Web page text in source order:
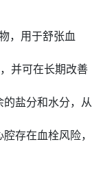
，用于舒张血
并可在长期改善
盐分和水分，从
存在血栓风险，